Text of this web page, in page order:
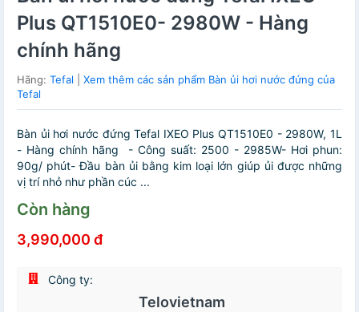
Plus QT1510E0- 2980W - Hàng
chính hãng
Hãng: Tefal
Xem thêm các sản phẩm Bàn ủi hơi nước đứng của
Tefal
Bàn ủi hơi nước đứng Tefal IXEO Plus QT1510E0 - 2980W, 1L
- Hàng chính hãng - Công suất: 2500 - 2985W- Hơi phun:
90g/ phút- Đầu bàn ủi bằng kim loại lớn giúp ủi được những
vị trí nhỏ như phần cúc ...
Còn hàng
3,990,000 đ
Công ty:
Telovietnam